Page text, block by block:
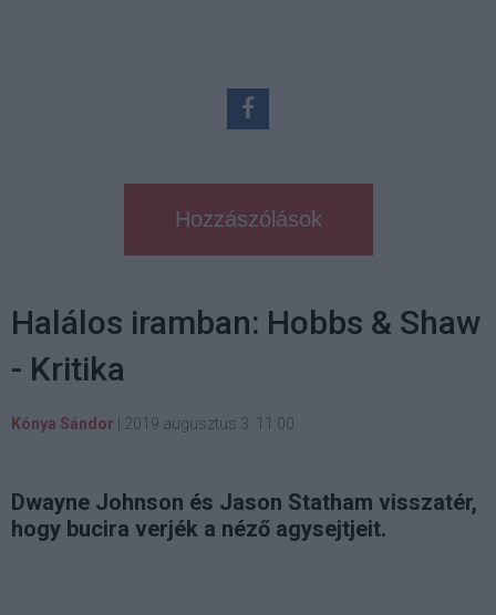
Hozzászólások
Halálos iramban: Hobbs & Shaw
- Kritika
Kónya Sándor 2019 augusztus 3. 11:00
Dwayne Johnson és Jason Statham visszatér,
hogy bucira verjék a néző agysejtjeit.